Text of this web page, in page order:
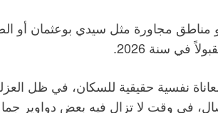
مجاورة مثل سيدي بوعثمان أو
في سنة 2026.
نفسية حقيقية للسكان، في ظل
في وقت لا تزال فيه بعض دواوير